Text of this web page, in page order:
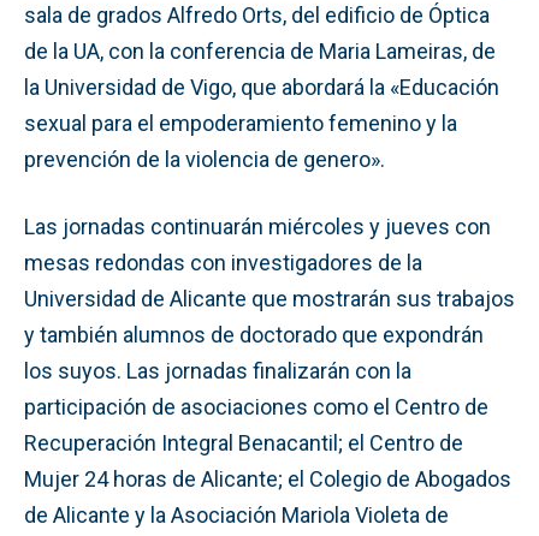
sala de grados Alfredo Orts, del edificio de Óptica
de la UA, con la conferencia de Maria Lameiras, de
la Universidad de Vigo, que abordará la «Educación
sexual para el empoderamiento femenino y la
prevención de la violencia de genero».
Las jornadas continuarán miércoles y jueves con
mesas redondas con investigadores de la
Universidad de Alicante que mostrarán sus trabajos
y también alumnos de doctorado que expondrán
los suyos. Las jornadas finalizarán con la
participación de asociaciones como el Centro de
Recuperación Integral Benacantil; el Centro de
Mujer 24 horas de Alicante; el Colegio de Abogados
de Alicante y la Asociación Mariola Violeta de